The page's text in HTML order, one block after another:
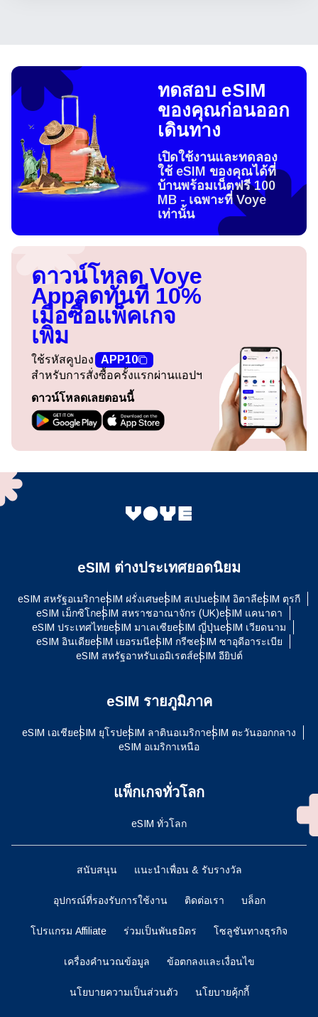
ทดสอบ eSIM
ของคุณก่อนออก
เดินทาง
เปิดใช้งานและทดลอง
ใช้ eSIM ของคุณได้ที่
บ้านพร้อมเน็ตฟรี 100
MB - เฉพาะที่ Voye
เท่านั้น
ดาวน์โหลด Voye
Appลดทันที 10%
เมื่อซื้อแพ็คเกจ
เพิ่ม
ใช้รหัสคูปอง
APP10
สำหรับการสั่งซื้อครั้งแรกผ่านแอปฯ
ดาวน์โหลดเลยตอนนี้
eSIM ต่างประเทศยอดนิยม
eSIM สหรัฐอเมริกาeSIM ฝรั่งเศษeSIM สเปนeSIM อิตาลีeSIM ตุรกี
eSIM เม็กซิโกeSIM สหราชอาณาจักร (UK)eSIM แคนาดา
eSIM ประเทศไทยeSIM มาเลเซียeSIM ญี่ปุ่นeSIM เวียดนาม
eSIM อินเดียeSIM เยอรมนีeSIM กรีซeSIM ซาอุดีอาระเบีย
eSIM สหรัฐอาหรับเอมิเรตส์eSIM อียิปต์
eSIM รายภูมิภาค
eSIM เอเชียeSIM ยุโรปeSIM ลาตินอเมริกาeSIM ตะวันออกกลาง
eSIM อเมริกาเหนือ
แพ็กเกจทั่วโลก
eSIM ทั่วโลก
สนับสนุน แนะนำเพื่อน & รับรางวัล
อุปกรณ์ที่รองรับการใช้งาน ติดต่อเรา บล็อก
โปรแกรม Affiliate ร่วมเป็นพันธมิตร โซลูชันทางธุรกิจ
เครื่องคำนวณข้อมูล ข้อตกลงและเงื่อนไข
นโยบายความเป็นส่วนตัว นโยบายคุ้กกี้